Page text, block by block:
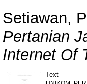
Setiawan,
Pertanian
Internet Of
Text